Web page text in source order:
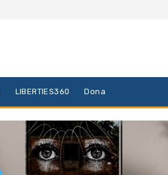
LIBERTIES360 Dona